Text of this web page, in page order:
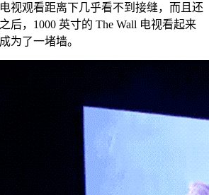
视观看距离下几乎看不到接缝，而且还
后，1000 英寸的 The Wall 电视看起来
为了一堵墙。